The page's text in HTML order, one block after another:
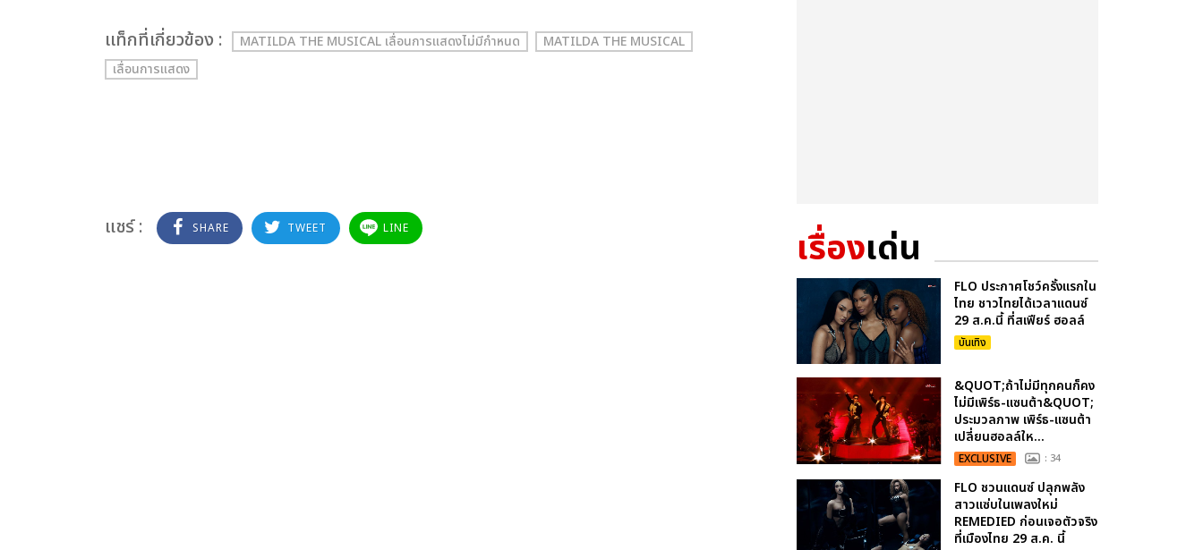
เเท็กที่เกี่ยวข้อง : MATILDA THE MUSICAL เลื่อนการแสดงไม่มีกำหนด
MATILDA THE MUSICAL
เลื่อนการแสดง
แชร์ : SHARE TWEET LINE เรื่องเด่น
FLO ประกาศโชว์ครั้งแรกใน
ไทย ชาวไทยได้เวลาแดนซ์
29 ส.ค.นี้ ที่สเฟียร์ ฮอลล์
บันเทิง
&QUOT;ถ้าไม่มีทุกคนก็คง
ไม่มีเพิร์ธ-แซนต้า&QUOT;
ประมวลภาพ เพิร์ธ-แซนต้า
เปลี่ยนฮอลล์ให...
EXCLUSIVE : 34
FLO ชวนแดนซ์ ปลุกพลัง
สาวแซ่บในเพลงใหม่
REMEDIED ก่อนเจอตัวจริง
ที่เมืองไทย 29 ส.ค. นี้